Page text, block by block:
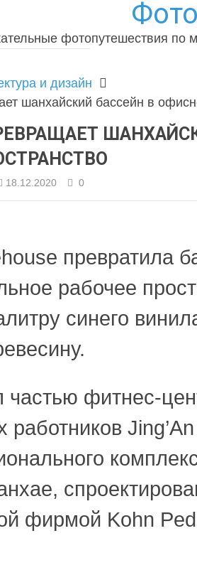
фотопутешествия по
и дизайн
шанхайский бассейн в
18.12.2020 0
превратила
рабочее
синего
фитнес-
фирмой Kohn